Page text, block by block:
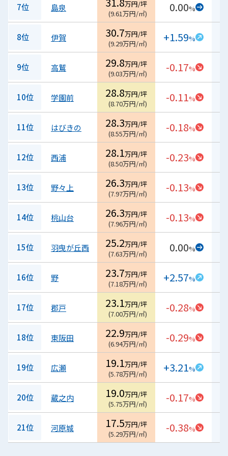
7位 島泉
万円/坪
(9.61万円/㎡) 0.00%
8位 伊賀 30.7万円/坪
(9.29万円/㎡) +1.59%
9位 高鷲 29.8万円/坪
(9.03万円/㎡) -0.17%
10位 学園前 28.8万円/坪
(8.70万円/㎡) -0.11%
11位 はびきの 28.3万円/坪
(8.55万円/㎡) -0.18%
12位 西浦 28.1万円/坪
(8.50万円/㎡) -0.23%
13位 野々上 26.3万円/坪
(7.97万円/㎡) -0.13%
14位 桃山台 26.3万円/坪
(7.96万円/㎡) -0.13%
15位 羽曳が丘西 25.2万円/坪
(7.63万円/㎡) 0.00%
16位 野 23.7万円/坪
(7.18万円/㎡) +2.57%
17位 郡戸 23.1万円/坪
(7.00万円/㎡) -0.28%
18位 東阪田 22.9万円/坪
(6.94万円/㎡) -0.29%
19位 広瀬 19.1万円/坪
(5.78万円/㎡) +3.21%
20位 蔵之内 19.0万円/坪
(5.75万円/㎡) -0.17%
21位 河原城 17.5万円/坪
(5.29万円/㎡) -0.38%